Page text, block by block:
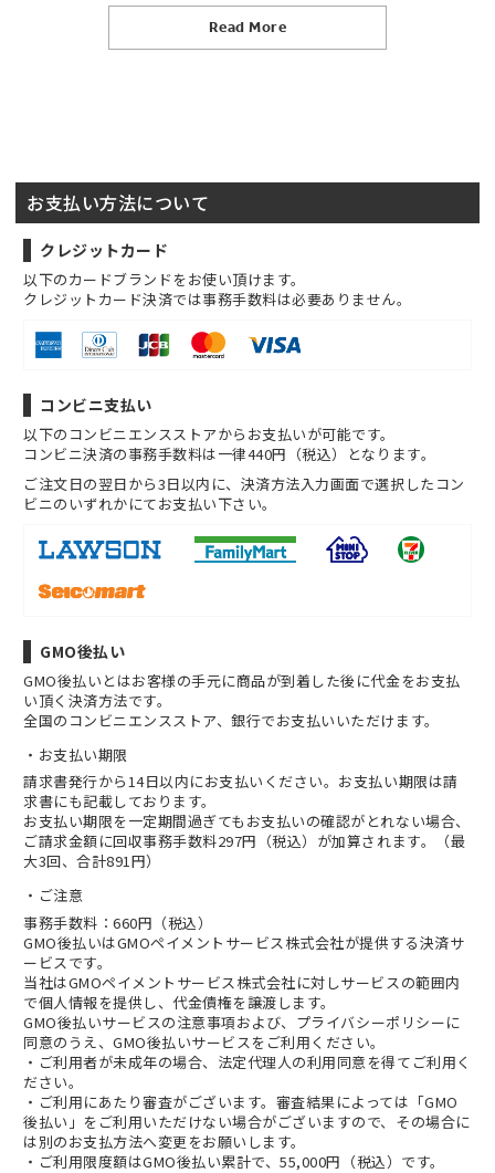
Read More
お支払い方法について
クレジットカード
以下のカードブランドをお使い頂けます。
クレジットカード決済では事務手数料は必要ありません。
コンビニ支払い
以下のコンビニエンスストアからお支払いが可能です。
コンビニ決済の事務手数料は一律440円（税込）となります。
ご注文日の翌日から3日以内に、決済方法入力画面で選択したコン
ビニのいずれかにてお支払い下さい。
GMO後払い
GMO後払いとはお客様の手元に商品が到着した後に代金をお支払
い頂く決済方法です。
全国のコンビニエンスストア、銀行でお支払いいただけます。
お支払い期限
請求書発行から14日以内にお支払いください。お支払い期限は請
求書にも記載しております。
お支払い期限を一定期間過ぎてもお支払いの確認がとれない場合、
ご請求金額に回収事務手数料297円（税込）が加算されます。（最
大3回、合計891円）
ご注意
事務手数料：660円（税込）
GMO後払いはGMOペイメントサービス株式会社が提供する決済サ
ービスです。
当社はGMOペイメントサービス株式会社に対しサービスの範囲内
で個人情報を提供し、代金債権を譲渡します。
GMO後払いサービスの注意事項および、 プライバシーポリシーに
同意のうえ、GMO後払いサービスをご利用ください。
・ご利用者が未成年の場合、法定代理人の利用同意を得てご利用く
ださい。
・ご利用にあたり審査がございます。審査結果によっては「GMO
後払い」をご利用いただけない場合がございますので、その場合に
は別のお支払方法へ変更をお願いします。
・ご利用限度額はGMO後払い累計で、55,000円（税込）です。